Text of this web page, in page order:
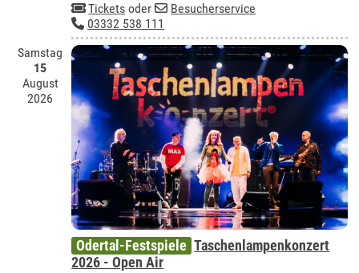
Tickets oder
Besucherservice
03332 538 111
Samstag
15
August
2026
Odertal-Festspiele Taschenlampenkonzert
2026 - Open Air